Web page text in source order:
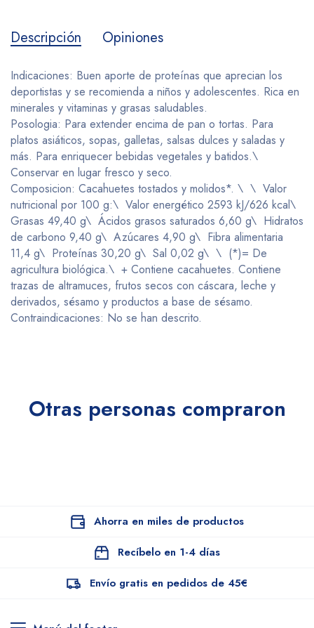
Descripción Opiniones
Indicaciones: Buen aporte de proteínas que aprecian los
deportistas y se recomienda a niños y adolescentes. Rica en
minerales y vitaminas y grasas saludables.
Posologia: Para extender encima de pan o tortas. Para
platos asiáticos, sopas, galletas, salsas dulces y saladas y
más. Para enriquecer bebidas vegetales y batidos.\
Conservar en lugar fresco y seco.
Composicion: Cacahuetes tostados y molidos*. \ \ Valor
nutricional por 100 g:\ Valor energético 2593 kJ/626 kcal\
Grasas 49,40 g\ Ácidos grasos saturados 6,60 g\ Hidratos
de carbono 9,40 g\ Azúcares 4,90 g\ Fibra alimentaria
11,4 g\ Proteínas 30,20 g\ Sal 0,02 g\ \ (*)= De
agricultura biológica.\ + Contiene cacahuetes. Contiene
trazas de altramuces, frutos secos con cáscara, leche y
derivados, sésamo y productos a base de sésamo.
Contraindicaciones: No se han descrito.
Otras personas compraron
Ahorra en miles de productos
Recíbelo en 1-4 días
Envío gratis en pedidos de 45€